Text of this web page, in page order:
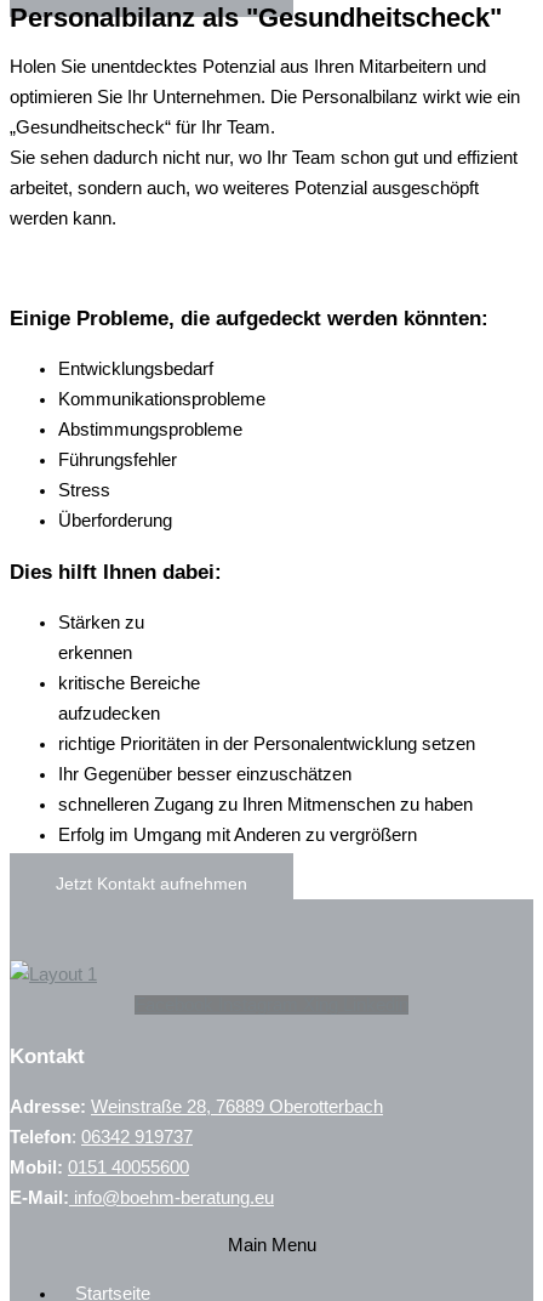
Personalbilanz als "Gesundheitscheck"
Holen Sie unentdecktes Potenzial aus Ihren Mitarbeitern und
optimieren Sie Ihr Unternehmen. Die Personalbilanz wirkt wie ein
„Gesundheitscheck“ für Ihr Team.
Sie sehen dadurch nicht nur, wo Ihr Team schon gut und effizient
arbeitet, sondern auch, wo weiteres Potenzial ausgeschöpft
werden kann.
Einige Probleme, die aufgedeckt werden könnten:
Entwicklungsbedarf
Kommunikationsprobleme
Abstimmungsprobleme
Führungsfehler
Stress
Überforderung
Dies hilft Ihnen dabei:
Stärken zu
erkennen
kritische Bereiche
aufzudecken
richtige Prioritäten in der Personalentwicklung setzen
Ihr Gegenüber besser einzuschätzen
schnelleren Zugang zu Ihren Mitmenschen zu haben
Erfolg im Umgang mit Anderen zu vergrößern
Jetzt Kontakt aufnehmen
Kontakt
Adresse: Weinstraße 28, 76889 Oberotterbach
Telefon: 06342 919737
Mobil: 0151 40055600
E-Mail: info@boehm-beratung.eu
Main Menu
Startseite